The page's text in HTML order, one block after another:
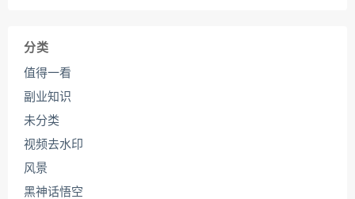
分类
值得一看
副业知识
未分类
视频去水印
风景
黑神话悟空